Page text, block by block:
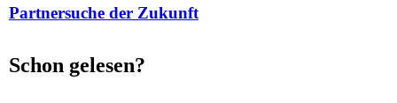
Partnersuche der Zukunft
Schon gelesen?